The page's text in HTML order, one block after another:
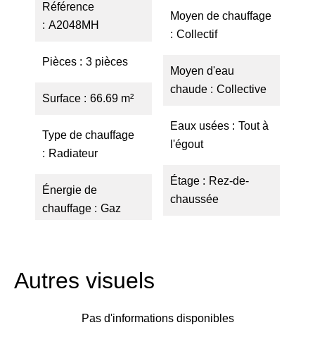
Référence
A2048MH
Pièces 3 pièces
Surface 66.69 m²
Type de chauffage
Radiateur
Énergie de
chauffage
Gaz
Moyen de chauffage
Collectif
Moyen d'eau
chaude
Collective
Eaux usées
Tout à
l'égout
Étage
Rez-de-
chaussée
Autres visuels
Pas d'informations disponibles